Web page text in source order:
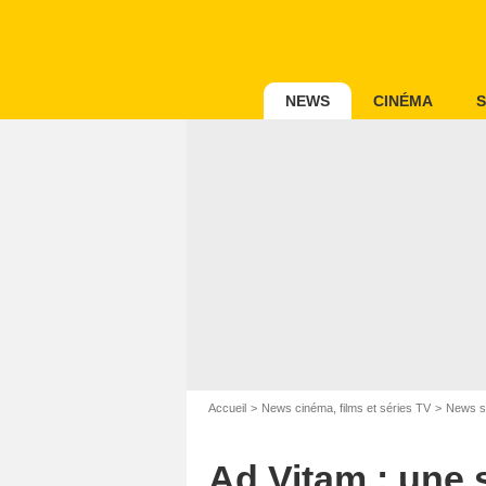
NEWS CINÉMA
Accueil News cinéma, films et séries TV News